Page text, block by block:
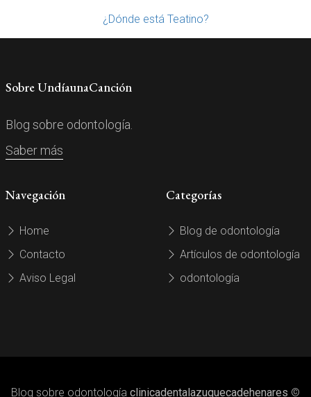
¿Dónde está Teatino?
Sobre UndíaunaCanción
Blog sobre odontología.
Saber más
Navegación
Home
Contacto
Aviso Legal
Categorías
Blog de odontología
Artículos de odontología
odontología
Blog sobre odontología clinicadentalazuquecadehenares ©